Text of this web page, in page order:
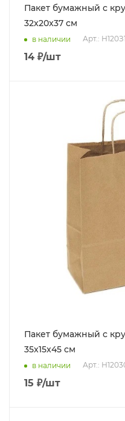
Пакет бумажный с
32x20x37 см
в наличии Арт.: Н120З1
14 ₽/шт
Пакет бумажный с
35x15x45 см
в наличии Арт.:
15 ₽/шт